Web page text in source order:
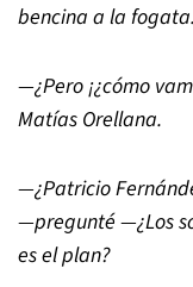
bencina a la fogata.
—¿Pero ¡¿cómo
Matías Orellana.
—¿Patricio
—pregunté —¿Los
es el plan?